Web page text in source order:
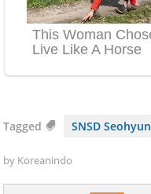
Tagged SNSD Seohyun
by Koreanindo